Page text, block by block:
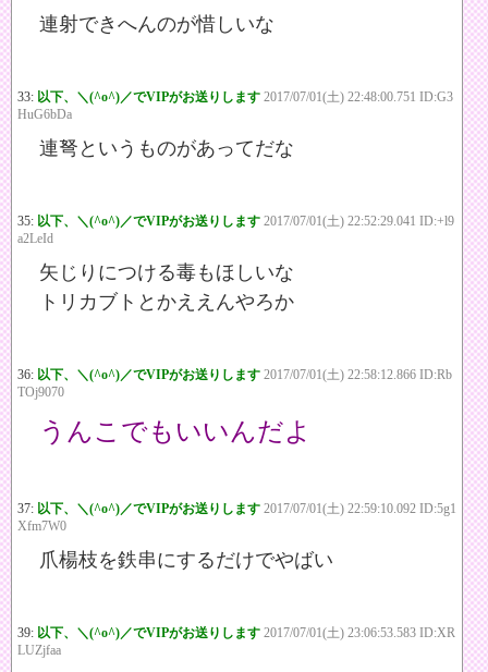
連射できへんのが惜しいな
33: 以下、＼(^o^)／でVIPがお送りします 2017/07/01(土) 22:48:00.751 ID:G3
HuG6bDa
連弩というものがあってだな
35: 以下、＼(^o^)／でVIPがお送りします 2017/07/01(土) 22:52:29.041 ID:+l9
a2LeId
矢じりにつける毒もほしいな
トリカブトとかええんやろか
36: 以下、＼(^o^)／でVIPがお送りします 2017/07/01(土) 22:58:12.866 ID:Rb
TOj9070
うんこでもいいんだよ
37: 以下、＼(^o^)／でVIPがお送りします 2017/07/01(土) 22:59:10.092 ID:5g1
Xfm7W0
爪楊枝を鉄串にするだけでやばい
39: 以下、＼(^o^)／でVIPがお送りします 2017/07/01(土) 23:06:53.583 ID:XR
LUZjfaa